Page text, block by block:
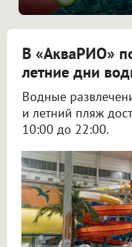
В «АкваРИО»
летние дни
Водные
и летний пляж
10:00 до 22:00.